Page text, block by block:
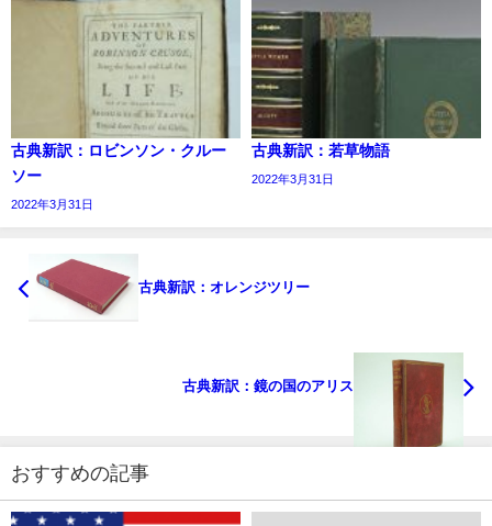
古典新訳：ロビンソン・クルー
ソー
2022年3月31日
古典新訳：若草物語
2022年3月31日
古典新訳：オレンジツリー
古典新訳：鏡の国のアリス
おすすめの記事